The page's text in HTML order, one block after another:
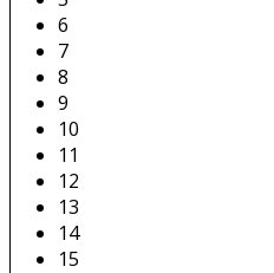
6
7
8
9
10
11
12
13
14
15